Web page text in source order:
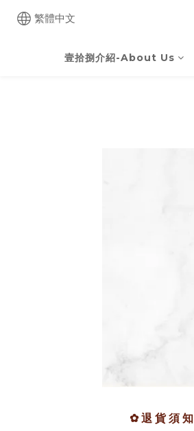
繁體中文
壹拾捌介紹-About Us
✿退 貨 須 知